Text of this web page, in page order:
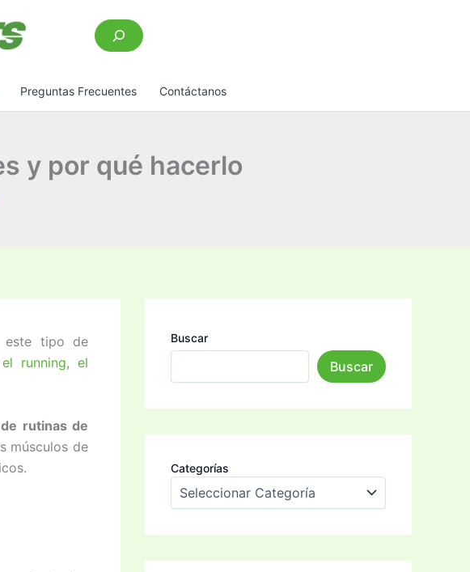
Buscar
Preguntas Frecuentes Contáctanos
y por qué hacerlo
este tipo de
running,el
rutinas de
músculos de
Buscar
Buscar
Categorías